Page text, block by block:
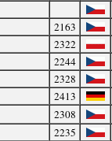
2163
2322
2244
2328
2413
2308
2235